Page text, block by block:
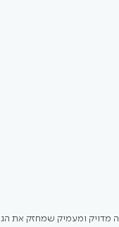
מדויק ומעמיק שמחזק את